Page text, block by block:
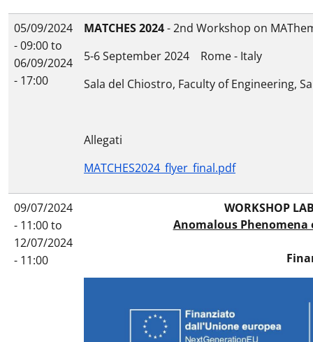
05/09/2024
- 09:00to
06/09/2024
- 17:00
MATCHES 2024- 2nd Workshop on
5-6 September 2024 Rome - Italy
Sala del Chiostro, Faculty of Engineering,
Allegati
MATCHES2024_flyer_final.pdf
09/07/2024
- 11:00to
12/07/2024
- 11:00
WORKSHOP
Anomalous Phenomena